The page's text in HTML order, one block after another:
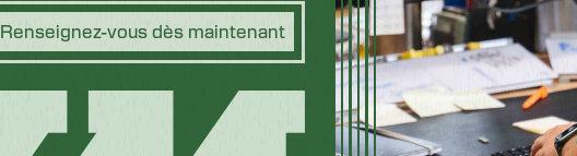
Renseignez-vous dès maintenant